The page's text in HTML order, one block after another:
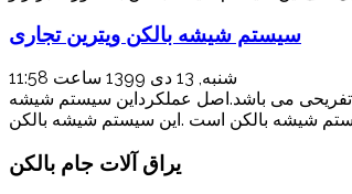
سیستم شیشه بالکن ویترین تجاری
شنبه, 13 دی 1399 ساعت 11:58
تفریحی می باشد.اصل عملکرداین سیستم شیشه
یراق آلات جام بالکن